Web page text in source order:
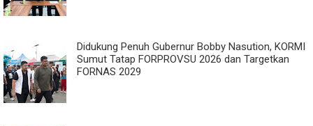
Didukung Penuh Gubernur Bobby Nasution, KORMI
Sumut Tatap FORPROVSU 2026 dan Targetkan
FORNAS 2029